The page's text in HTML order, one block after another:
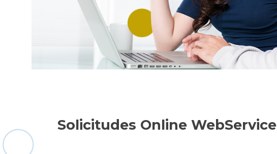
Solicitudes Online WebService